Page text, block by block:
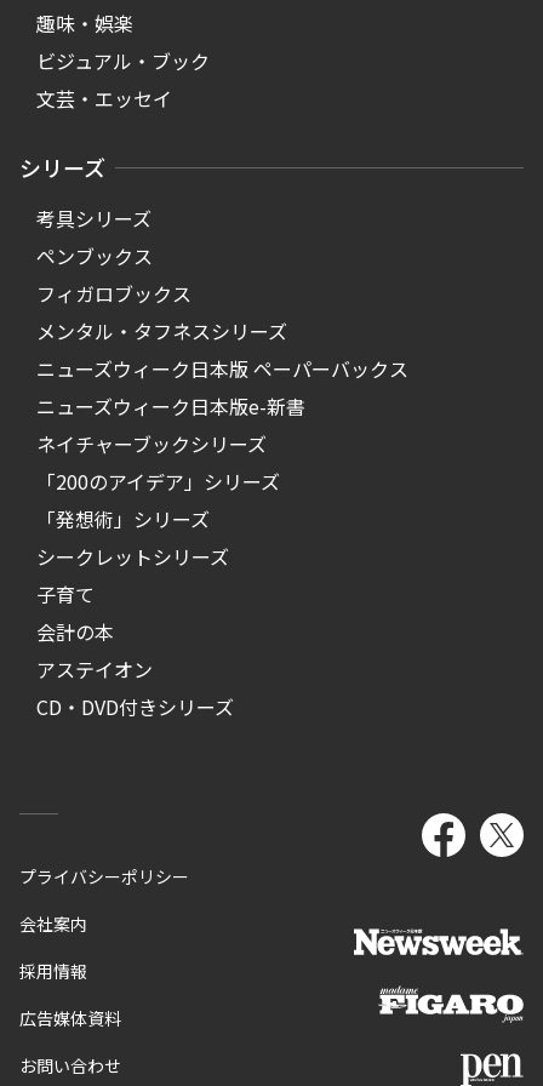
趣味・娯楽
ビジュアル・ブック
文芸・エッセイ
シリーズ
考具シリーズ
ペンブックス
フィガロブックス
メンタル・タフネスシリーズ
ニューズウィーク日本版 ペーパーバックス
ニューズウィーク日本版e-新書
ネイチャーブックシリーズ
「200のアイデア」シリーズ
「発想術」シリーズ
シークレットシリーズ
子育て
会計の本
アステイオン
CD・DVD付きシリーズ
プライバシーポリシー
会社案内
採用情報
広告媒体資料
お問い合わせ